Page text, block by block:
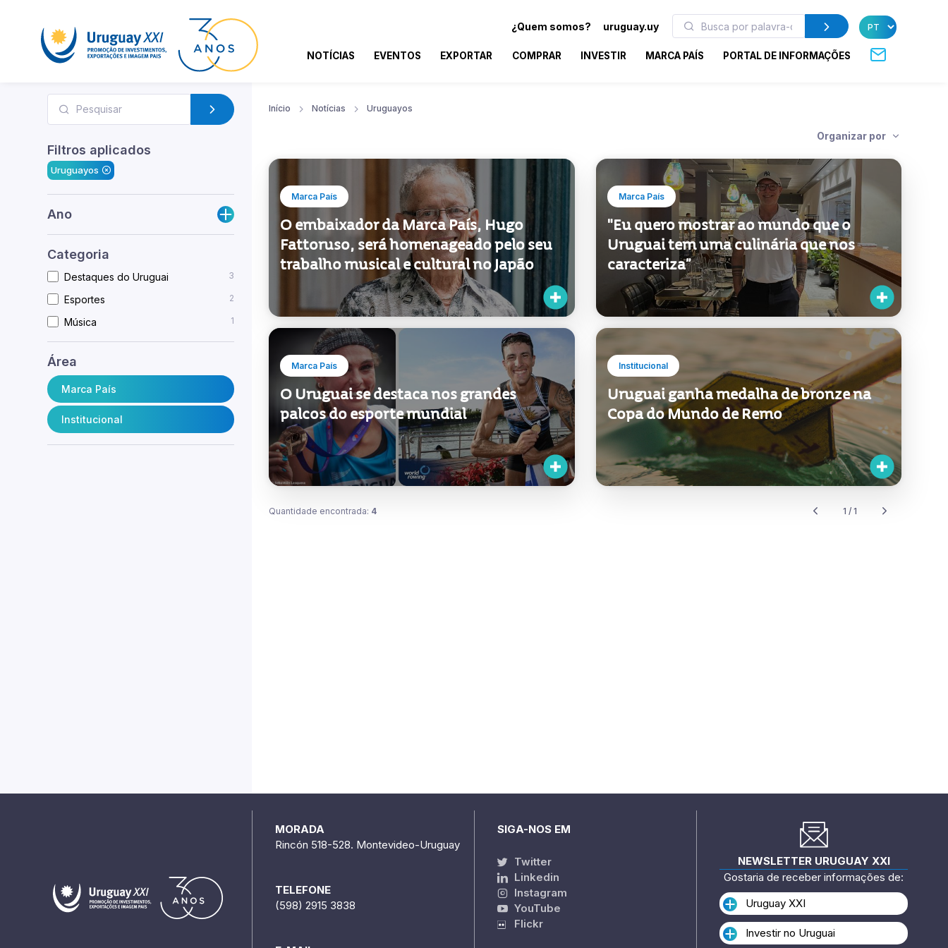
¿Quem somos? uruguay.uy
NOTÍCIAS EVENTOS EXPORTAR COMPRAR INVESTIR MARCA PAÍS PORTAL DE INFORMAÇÕES
Filtros aplicados
Uruguayos
Ano
Categoria
Destaques do Uruguai 3
Esportes 2
Música 1
Área
Marca País
Institucional
Início Notícias Uruguayos
Organizar por
Marca País
O embaixador da Marca País, Hugo
Fattoruso, será homenageado pelo seu
trabalho musical e cultural no Japão
Marca País
"Eu quero mostrar ao mundo que o
Uruguai tem uma culinária que nos
caracteriza”
Marca País
O Uruguai se destaca nos grandes
palcos do esporte mundial
Institucional
Uruguai ganha medalha de bronze na
Copa do Mundo de Remo
Quantidade encontrada: 4 1 / 1
MORADA
Rincón 518-528. Montevideo-Uruguay
TELEFONE
(598) 2915 3838
SIGA-NOS EM
Twitter
Linkedin
Instagram
YouTube
Flickr
NEWSLETTER URUGUAY XXI
Gostaria de receber informações de:
Uruguay XXI
Investir no Uruguai